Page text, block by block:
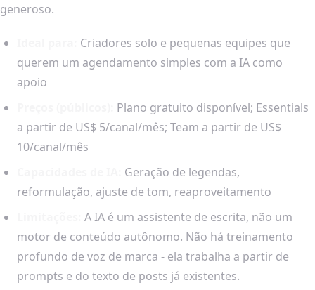
generoso.
Criadores solo e pequenas equipes que
querem um agendamento simples com a IA como
apoio
Plano gratuito disponível; Essentials
a partir de US$ 5/canal/mês; Team a partir de US$
10/canal/mês
Geração de legendas,
reformulação, ajuste de tom, reaproveitamento
A IA é um assistente de escrita, não um
motor de conteúdo autônomo. Não há treinamento
profundo de voz de marca - ela trabalha a partir de
prompts e do texto de posts já existentes.